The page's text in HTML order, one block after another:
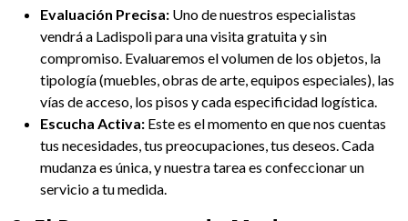
Evaluación Precisa: Uno de nuestros especialistas
vendrá a Ladispoli para una visita gratuita y sin
compromiso. Evaluaremos el volumen de los objetos, la
tipología (muebles, obras de arte, equipos especiales), las
vías de acceso, los pisos y cada especificidad logística.
Escucha Activa: Este es el momento en que nos cuentas
tus necesidades, tus preocupaciones, tus deseos. Cada
mudanza es única, y nuestra tarea es confeccionar un
servicio a tu medida.